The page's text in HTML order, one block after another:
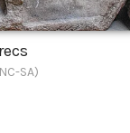
SA)